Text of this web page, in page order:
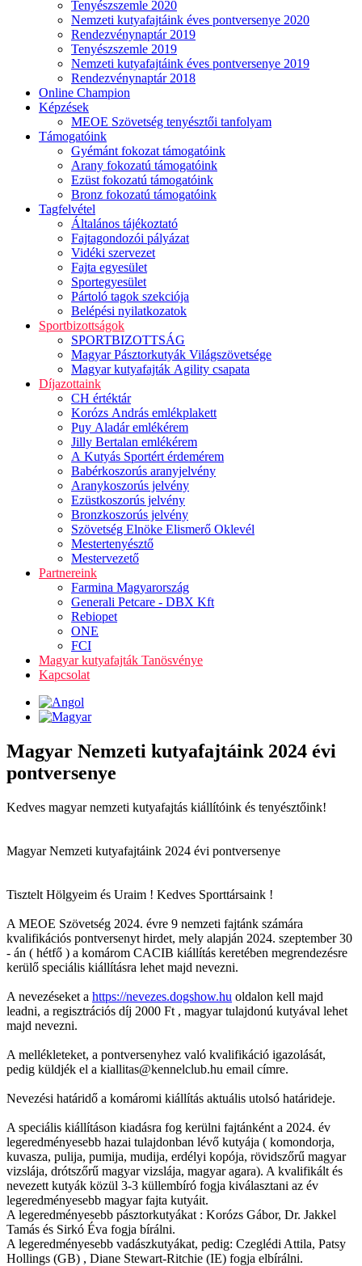
Tenyészszemle 2020
Nemzeti kutyafajtáink éves pontversenye 2020
Rendezvénynaptár 2019
Tenyészszemle 2019
Nemzeti kutyafajtáink éves pontversenye 2019
Rendezvénynaptár 2018
Online Champion
Képzések
MEOE Szövetség tenyésztői tanfolyam
Támogatóink
Gyémánt fokozat támogatóink
Arany fokozatú támogatóink
Ezüst fokozatú támogatóink
Bronz fokozatú támogatóink
Tagfelvétel
Általános tájékoztató
Fajtagondozói pályázat
Vidéki szervezet
Fajta egyesület
Sportegyesület
Pártoló tagok szekciója
Belépési nyilatkozatok
Sportbizottságok
SPORTBIZOTTSÁG
Magyar Pásztorkutyák Világszövetsége
Magyar kutyafajták Agility csapata
Díjazottaink
CH értéktár
Korózs András emlékplakett
Puy Aladár emlékérem
Jilly Bertalan emlékérem
A Kutyás Sportért érdemérem
Babérkoszorús aranyjelvény
Aranykoszorús jelvény
Ezüstkoszorús jelvény
Bronzkoszorús jelvény
Szövetség Elnöke Elismerő Oklevél
Mestertenyésztő
Mestervezető
Partnereink
Farmina Magyarország
Generali Petcare - DBX Kft
Rebiopet
ONE
FCI
Magyar kutyafajták Tanösvénye
Kapcsolat
Magyar Nemzeti kutyafajtáink 2024 évi
pontversenye
Kedves magyar nemzeti kutyafajtás kiállítóink és tenyésztőink!
Magyar Nemzeti kutyafajtáink 2024 évi pontversenye
Tisztelt Hölgyeim és Uraim ! Kedves Sporttársaink !
A MEOE Szövetség 2024. évre 9 nemzeti fajtánk számára
kvalifikációs pontversenyt hirdet, mely alapján 2024. szeptember 30
- án ( hétfő ) a komárom CACIB kiállítás keretében megrendezésre
kerülő speciális kiállításra lehet majd nevezni.
A nevezéseket a https://nevezes.dogshow.hu oldalon kell majd
leadni, a regisztrációs díj 2000 Ft , magyar tulajdonú kutyával lehet
majd nevezni.
A mellékleteket, a pontversenyhez való kvalifikáció igazolását,
pedig küldjék el a kiallitas@kennelclub.hu email címre.
Nevezési határidő a komáromi kiállítás aktuális utolsó határideje.
A speciális kiállításon kiadásra fog kerülni fajtánként a 2024. év
legeredményesebb hazai tulajdonban lévő kutyája ( komondorja,
kuvasza, pulija, pumija, mudija, erdélyi kopója, rövidszőrű magyar
vizslája, drótszőrű magyar vizslája, magyar agara). A kvalifikált és
nevezett kutyák közül 3-3 küllembíró fogja kiválasztani az év
legeredményesebb magyar fajta kutyáit.
A legeredményesebb pásztorkutyákat : Korózs Gábor, Dr. Jakkel
Tamás és Sirkó Éva fogja bírálni.
A legeredményesebb vadászkutyákat, pedig: Czeglédi Attila, Patsy
Hollings (GB) , Diane Stewart-Ritchie (IE) fogja elbírálni.